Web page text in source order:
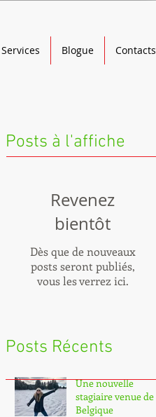
Services Blogue Contacts
Posts à l'affiche
Revenez
bientôt
Dès que de nouveaux
posts seront publiés,
vous les verrez ici.
Posts Récents
Une nouvelle
stagiaire venue de
Belgique